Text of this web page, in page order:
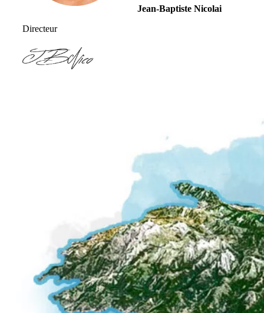
Jean-Baptiste Nicolai
Directeur